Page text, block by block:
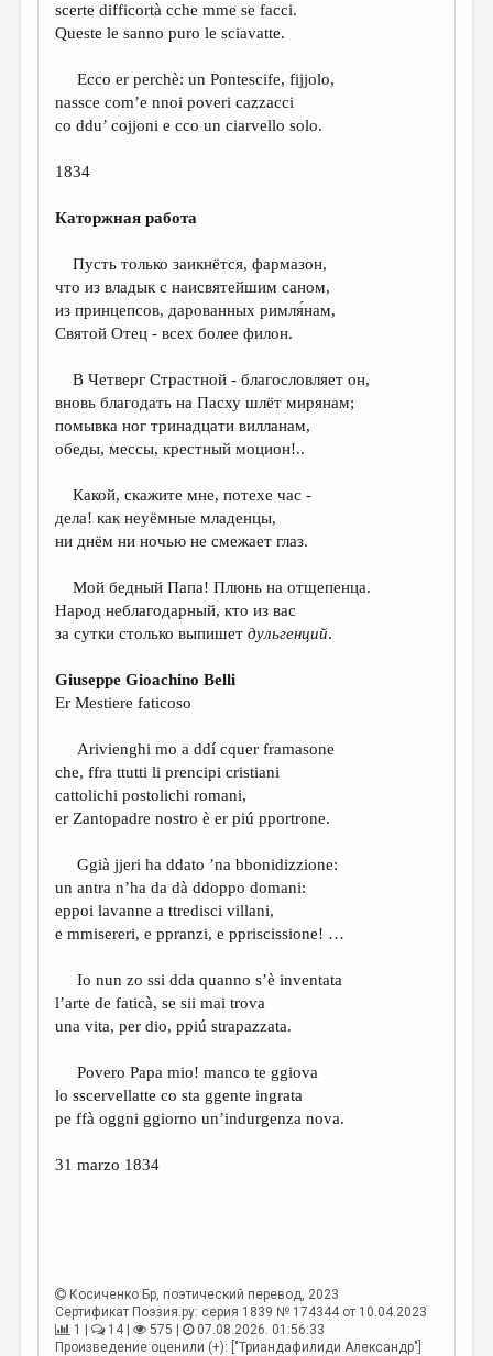
scerte difficortà cche mme se facci.
Queste le sanno puro le sciavatte.
Ecco er perchè: un Pontescife, fijjolo,
nassce com’e nnoi poveri cazzacci
co ddu’ cojjoni e cco un ciarvello solo.
1834
Каторжная работа
Пусть только заикнётся, фармазон,
что из владык с наисвятейшим саном,
из принцепсов, дарованных римля́нам,
Святой Отец - всех более филон.
В Четверг Страстной - благословляет он,
вновь благодать на Пасху шлёт мирянам;
помывка ног тринадцати вилланам,
обеды, мессы, крестный моцион!..
Какой, скажите мне, потехе час -
дела! как неуёмные младенцы,
ни днём ни ночью не смежает глаз.
Мой бедный Папа! Плюнь на отщепенца.
Народ неблагодарный, кто из вас
за сутки столько выпишетдульгенций.
Giuseppe Gioachino Belli
Er Mestiere faticoso
Arivienghi mo a ddí cquer framasone
che, ffra ttutti li prencipi cristiani
cattolichi postolichi romani,
er Zantopadre nostro è er piú pportrone.
Ggià jjeri ha ddato ’na bbonidizzione:
un antra n’ha da dà ddoppo domani:
eppoi lavanne a ttredisci villani,
e mmisereri, e ppranzi, e ppriscissione! …
Io nun zo ssi dda quanno s’è inventata
l’arte de faticà, se sii mai trova
una vita, per dio, ppiú strapazzata.
Povero Papa mio! manco te ggiova
lo sscervellatte co sta ggente ingrata
pe ffà oggni ggiorno un’indurgenza nova.
31 marzo 1834
Косиченко Бр, поэтический перевод, 2023
Сертификат Поэзия.ру: серия 1839 № 174344 от 10.04.2023
1 |
14 | 575 |
07.08.2026. 01:56:33
Произведение оценили (+): ["Триандафилиди Александр"]